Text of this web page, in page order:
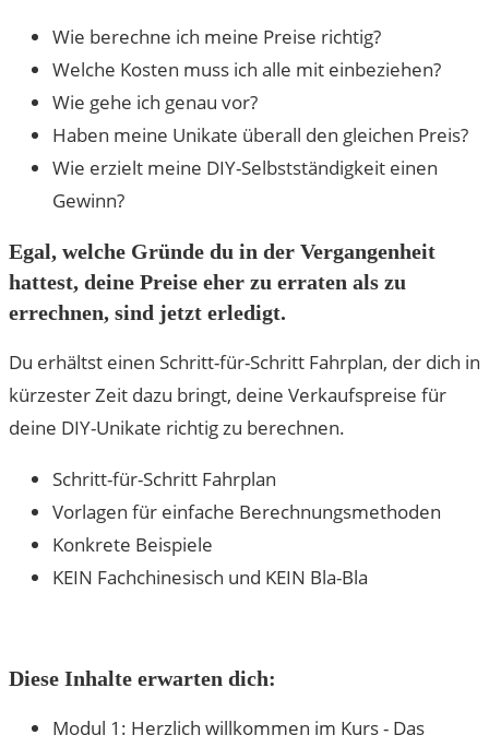
Wie berechne ich meine Preise richtig?
Welche Kosten muss ich alle mit einbeziehen?
Wie gehe ich genau vor?
Haben meine Unikate überall den gleichen Preis?
Wie erzielt meine DIY-Selbstständigkeit einen
Gewinn?
Egal, welche Gründe du in der Vergangenheit
hattest, deine Preise eher zu erraten als zu
errechnen, sind jetzt erledigt.
Du erhältst einen Schritt-für-Schritt Fahrplan, der dich in
kürzester Zeit dazu bringt, deine Verkaufspreise für
deine DIY-Unikate richtig zu berechnen.
Schritt-für-Schritt Fahrplan
Vorlagen für einfache Berechnungsmethoden
Konkrete Beispiele
KEIN Fachchinesisch und KEIN Bla-Bla
Diese Inhalte erwarten dich:
Modul 1: Herzlich willkommen im Kurs - Das